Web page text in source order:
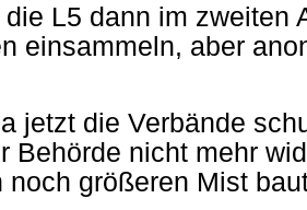
L5 dann im zweiten
einsammeln, aber
jetzt die Verbände
Behörde nicht mehr
noch größeren Mist